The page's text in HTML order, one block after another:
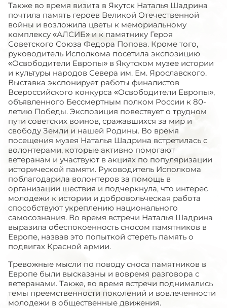
Также во время визита в Якутск Наталья Шадрина
почтила память героев Великой Отечественной
войны и возложила цветы к мемориальному
комплексу «АЛСИБ» и к памятнику Героя
Советского Союза Федора Попова. Кроме того,
руководитель Исполкома посетила экспозицию
«Освободители Европы» в Якутском музее истории
и культуры народов Севера им. Ем. Ярославского.
Выставка экспонирует работы финалистов
Всероссийского конкурса «Освободители Европы»,
объявленного Бессмертным полком России к 80-
летию Победы. Экспозиция повествует о трудном
пути советских воинов, сражавшихся за мир и
свободу Земли и нашей Родины. Во время
посещения музея Наталья Шадрина встретилась с
волонтерами, которые активно помогают
ветеранам и участвуют в акциях по популяризации
исторической памяти. Руководитель Исполкома
поблагодарила волонтеров за помощь в
организации шествия и подчеркнула, что интерес
молодежи к истории и добровольческая работа
способствуют укреплению национального
самосознания. Во время встречи Наталья Шадрина
выразила обеспокоенность сносом памятников в
Европе, назвав это попыткой стереть память о
подвигах Красной армии.
Тревожные мысли по поводу сноса памятников в
Европе были высказаны и вовремя разговора с
ветеранами. Также, во время встречи поднимались
темы преемственности поколений и вовлеченности
молодежи в общественные движения.